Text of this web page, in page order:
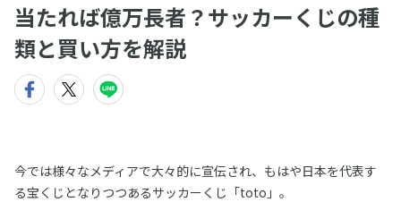
当たれば億万長者？サッカーくじの種
類と買い方を解説
今では様々なメディアで大々的に宣伝され、もはや日本を代表す
る宝くじとなりつつあるサッカーくじ「toto」。